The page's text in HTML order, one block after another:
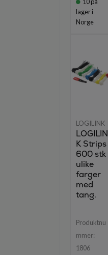
lager i
Norge
LOGILINK
LOGILIN
K Strips
600 stk
ulike
farger
med
tang.
Produktnu
mmer:
1806